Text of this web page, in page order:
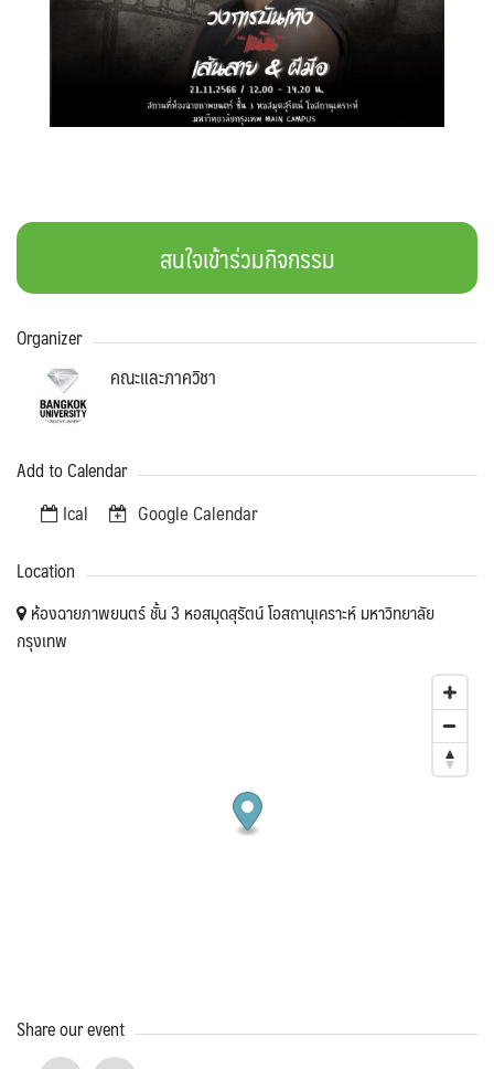
Search
สนใจเข้าร่วมกิจกรรม
Organizer
คณะและภาควิชา
Add to Calendar
Ical Google Calendar
Location
ห้องฉายภาพยนตร์ ชั้น 3 หอสมุดสุรัตน์ โอสถานุเคราะห์ มหาวิทยาลัย
กรุงเทพ
Share our event